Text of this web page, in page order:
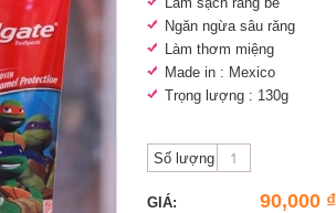
Ngăn ngừa sâu răng
Làm thơm miệng
Made in : Mexico
Trọng lượng : 130g
Số lượng
GIÁ: 90,000 ₫